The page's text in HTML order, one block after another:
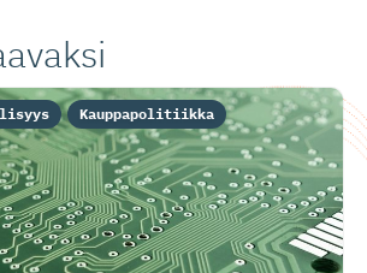
Kauppapolitiikka